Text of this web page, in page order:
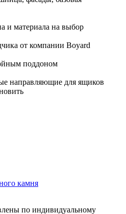
и материала на выбор
от компании Boyard
поддоном
направляющие для ящиков
камня
по индивидуальному